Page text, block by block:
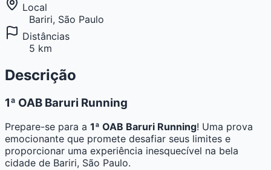
Local
Bariri, São Paulo
Distâncias
5 km
Descrição
1ª OAB Baruri Running
Prepare-se para a 1ª OAB Baruri Running! Uma prova
emocionante que promete desafiar seus limites e
proporcionar uma experiência inesquecível na bela
cidade de Bariri, São Paulo.